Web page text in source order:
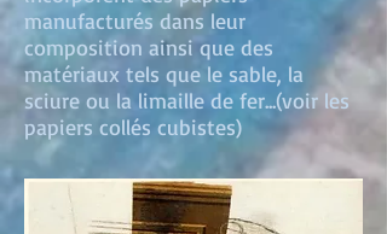
manufacturés dans leur
composition ainsi que des
matériaux tels que le sable, la
sciure ou la limaille de fer...(voir les
papiers collés cubistes)